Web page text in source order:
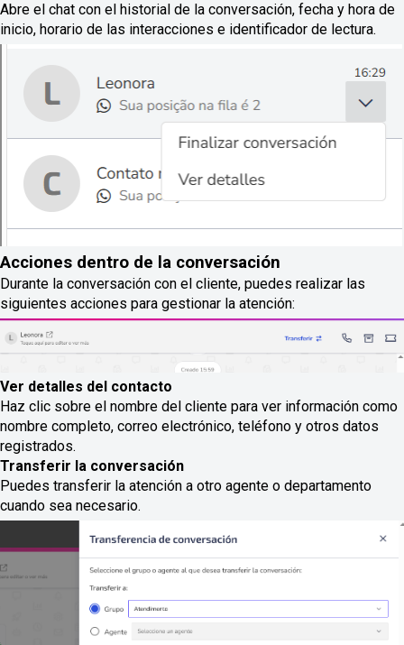
Abre el chat con el historial de la conversación, fecha y hora de
inicio, horario de las interacciones e identificador de lectura.
Acciones dentro de la conversación
Durante la conversación con el cliente, puedes realizar las
siguientes acciones para gestionar la atención:
Ver detalles del contacto
Haz clic sobre el nombre del cliente para ver información como
nombre completo, correo electrónico, teléfono y otros datos
registrados.
Transferir la conversación
Puedes transferir la atención a otro agente o departamento
cuando sea necesario.